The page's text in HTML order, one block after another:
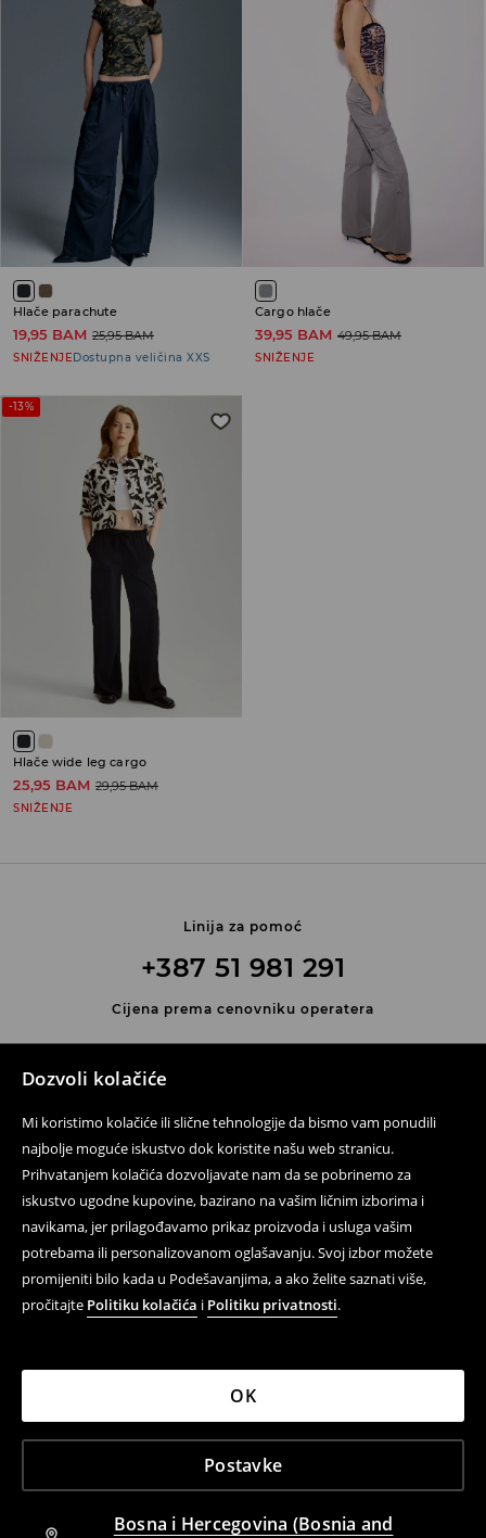
Dozvoli kolačiće
Mi koristimo kolačiće ili slične tehnologije da bismo vam ponudili
najbolje moguće iskustvo dok koristite našu web stranicu.
Prihvatanjem kolačića dozvoljavate nam da se pobrinemo za
iskustvo ugodne kupovine, bazirano na vašim ličnim izborima i
navikama, jer prilagođavamo prikaz proizvoda i usluga vašim
potrebama ili personalizovanom oglašavanju. Svoj izbor možete
promijeniti bilo kada u Podešavanjima, a ako želite saznati više,
pročitajte Politiku kolačića i Politiku privatnosti.
Postavke
OK
Bosna i Hercegovina (Bosnia and
Hlače parachute
19,95 BAM 25,95 BAM
SNIŽENJE Dostupna veličina XXS
Cargo hlače
39,95 BAM 49,95 BAM
SNIŽENJE
-13%
Hlače wide leg cargo
25,95 BAM 29,95 BAM
SNIŽENJE
Linija za pomoć
+387 51 981 291
Cijena prema cenovniku operatera
Prati nas
Pomoć i kontakt
Pravila korištenja
Politika privatnosti
LPP
Banja Luka, Bosna i Hercegovina; IBO:4404350930009;
IPO:404350930009
2026Sva prava zadržana